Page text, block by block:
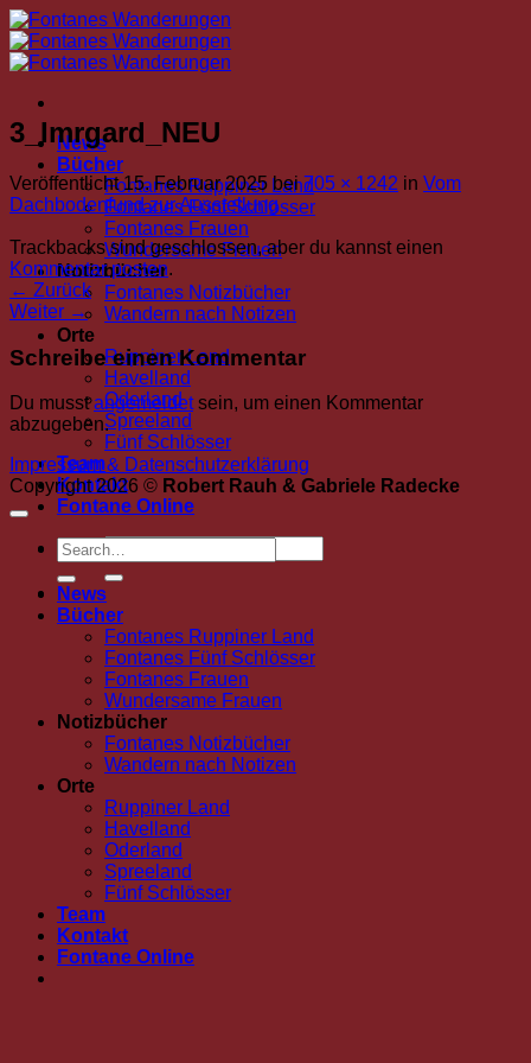
Zum
Inhalt
springen
News
Bücher
Fontanes Ruppiner Land
Fontanes Fünf Schlösser
Fontanes Frauen
Wundersame Frauen
Notizbücher
Fontanes Notizbücher
Wandern nach Notizen
Orte
Ruppiner Land
Havelland
Oderland
Spreeland
Fünf Schlösser
Team
Kontakt
Fontane Online
3_Imrgard_NEU
Veröffentlicht15. Februar 2025 bei705 × 1242 in Vom
Dachbodenfund zur Ausstellung
Trackbacks sind geschlossen, aber du kannst einen
Kommentar posten.
← Zurück
Weiter →
Schreibe einen Kommentar
Du musstangemeldetsein, um einen Kommentar
abzugeben.
Impressum & Datenschutzerklärung
Copyright 2026 © Robert Rauh & Gabriele Radecke
News
Bücher
Fontanes Ruppiner Land
Fontanes Fünf Schlösser
Fontanes Frauen
Wundersame Frauen
Notizbücher
Fontanes Notizbücher
Wandern nach Notizen
Orte
Ruppiner Land
Havelland
Oderland
Spreeland
Fünf Schlösser
Team
Kontakt
Fontane Online